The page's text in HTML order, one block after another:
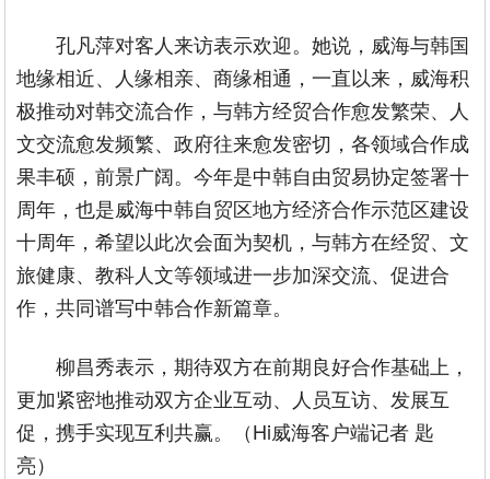
孔凡萍对客人来访表示欢迎。她说，威海与韩国
地缘相近、人缘相亲、商缘相通，一直以来，威海积
极推动对韩交流合作，与韩方经贸合作愈发繁荣、人
文交流愈发频繁、政府往来愈发密切，各领域合作成
果丰硕，前景广阔。今年是中韩自由贸易协定签署十
周年，也是威海中韩自贸区地方经济合作示范区建设
十周年，希望以此次会面为契机，与韩方在经贸、文
旅健康、教科人文等领域进一步加深交流、促进合
作，共同谱写中韩合作新篇章。
柳昌秀表示，期待双方在前期良好合作基础上，
更加紧密地推动双方企业互动、人员互访、发展互
促，携手实现互利共赢。（Hi威海客户端记者 匙
亮）